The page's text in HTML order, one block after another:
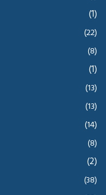
(1)
(22)
(8)
(1)
(13)
(13)
(14)
(8)
(2)
(38)